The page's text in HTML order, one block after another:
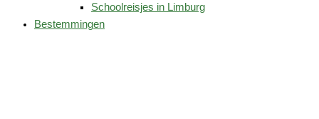
Schoolreisjes in Limburg
Bestemmingen